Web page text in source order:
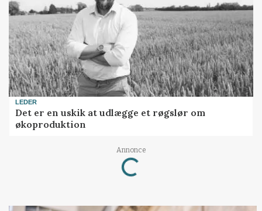
LEDER
Det er en uskik at udlægge et røgslør om
økoproduktion
Annonce
Loading...